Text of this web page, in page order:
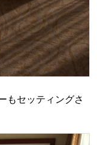
もセッティングさ